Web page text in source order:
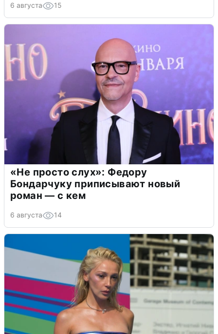
6 августа 15
«Не просто слух»: Федору
Бондарчуку приписывают новый
роман — с кем
6 августа 14